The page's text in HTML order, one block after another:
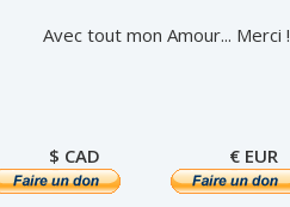
Avec tout mon Amour... Merci !
$ CAD € EUR